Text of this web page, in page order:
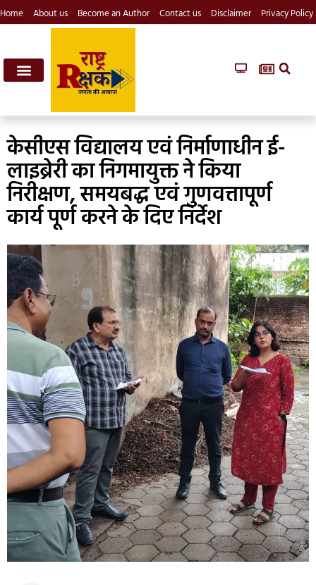
Home About us Become an Author Contact us Disclaimer Privacy Policy
केसीएस विद्यालय एवं निर्माणाधीन ई-
लाइब्रेरी का निगमायुक्त ने किया
निरीक्षण, समयबद्ध एवं गुणवत्तापूर्ण
कार्य पूर्ण करने के दिए निर्देश